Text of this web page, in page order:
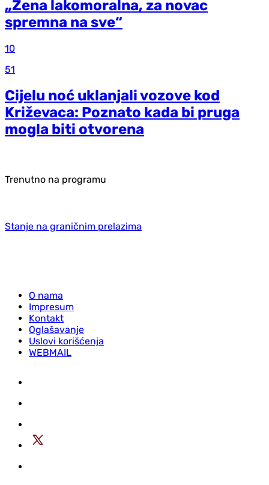
„Žena lakomoralna, za novac
spremna na sve“
10
51
Cijelu noć uklanjali vozove kod
Križevaca: Poznato kada bi pruga
mogla biti otvorena
Trenutno na programu
Stanje na graničnim prelazima
O nama
Impresum
Kontakt
Oglašavanje
Uslovi korišćenja
WEBMAIL